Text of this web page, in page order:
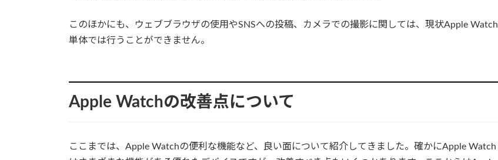
このほかにも、ウェブブラウザの使用やSNSへの投稿、カメラでの撮影に関しては、現状Apple Watch
単体では行うことができません。
Apple Watchの改善点について
ここまでは、Apple Watchの便利な機能など、良い面について紹介してきました。確かにApple Watch